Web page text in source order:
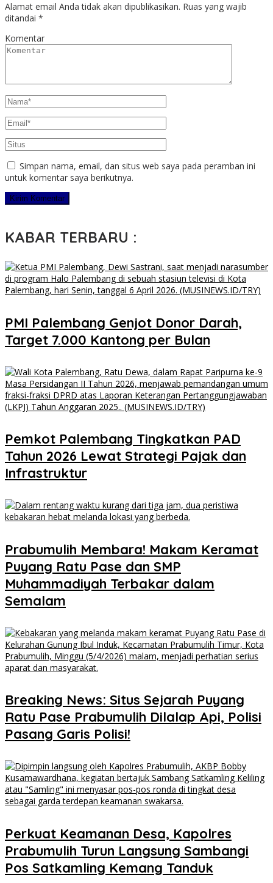
Alamat email Anda tidak akan dipublikasikan. Ruas yang wajib
ditandai *
Komentar
Simpan nama, email, dan situs web saya pada peramban ini
untuk komentar saya berikutnya.
KABAR TERBARU :
PMI Palembang Genjot Donor Darah,
Target 7.000 Kantong per Bulan
Pemkot Palembang Tingkatkan PAD
Tahun 2026 Lewat Strategi Pajak dan
Infrastruktur
Prabumulih Membara! Makam Keramat
Puyang Ratu Pase dan SMP
Muhammadiyah Terbakar dalam
Semalam
Breaking News: Situs Sejarah Puyang
Ratu Pase Prabumulih Dilalap Api, Polisi
Pasang Garis Polisi!
Perkuat Keamanan Desa, Kapolres
Prabumulih Turun Langsung Sambangi
Pos Satkamling Kemang Tanduk